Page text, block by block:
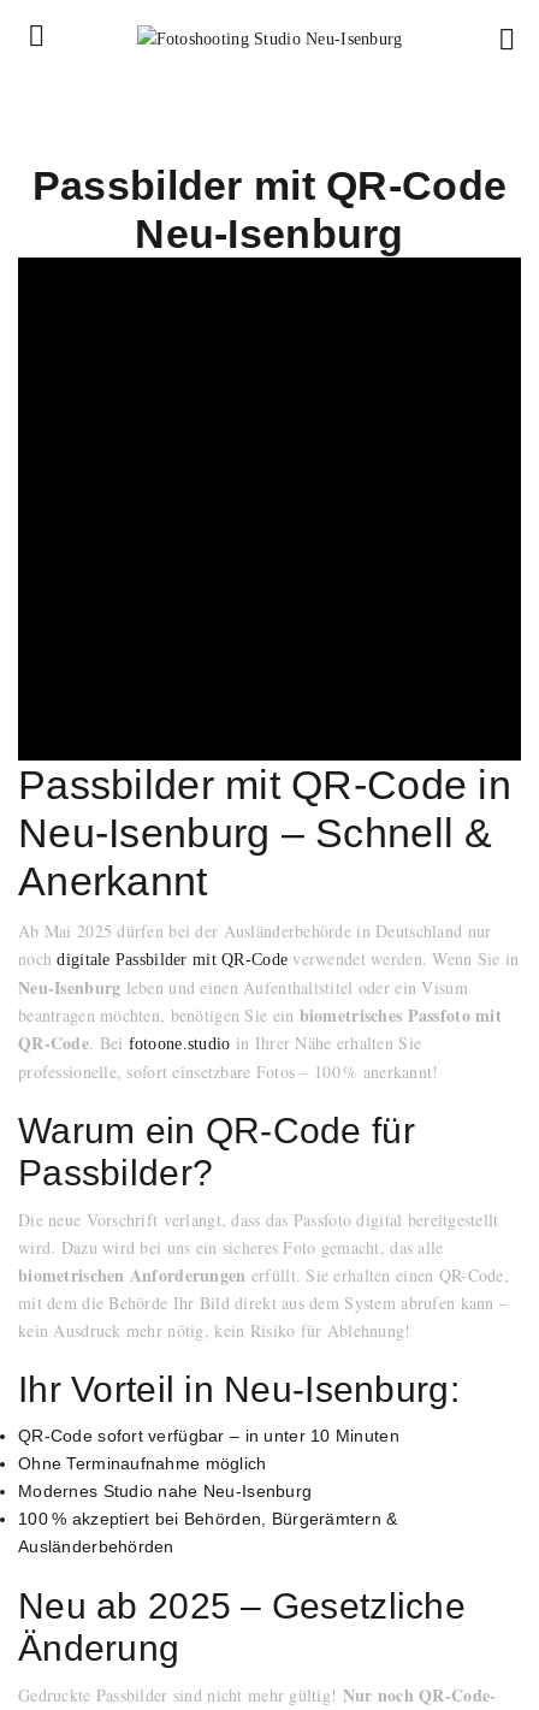
Passbilder mit QR-Code
Neu-Isenburg
Passbilder mit QR-Code in
Neu-Isenburg – Schnell &
Anerkannt
Ab Mai 2025 dürfen bei der Ausländerbehörde in Deutschland nur
nochdigitale Passbilder mit QR-Code verwendet werden. Wenn Sie in
Neu-Isenburg leben und einen Aufenthaltstitel oder ein Visum
beantragen möchten, benötigen Sie ein biometrisches Passfoto mit
QR-Code. Bei fotoone.studio in Ihrer Nähe erhalten Sie
professionelle, sofort einsetzbare Fotos – 100 % anerkannt!
Warum ein QR-Code für
Passbilder?
Die neue Vorschrift verlangt, dass das Passfoto digital bereitgestellt
wird. Dazu wird bei uns ein sicheres Foto gemacht, das alle
biometrischen Anforderungen erfüllt. Sie erhalten einen QR-Code,
mit dem die Behörde Ihr Bild direkt aus dem System abrufen kann –
kein Ausdruck mehr nötig, kein Risiko für Ablehnung!
Ihr Vorteil in Neu-Isenburg:
QR-Code sofort verfügbar – in unter 10 Minuten
Ohne Terminaufnahme möglich
Modernes Studio nahe Neu-Isenburg
100 % akzeptiert bei Behörden, Bürgerämtern &
Ausländerbehörden
Neu ab 2025 – Gesetzliche
Änderung
Gedruckte Passbilder sind nicht mehr gültig! Nur noch QR-Code-